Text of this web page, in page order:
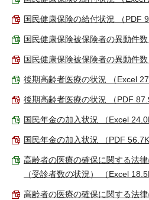
国民健康保険の給付状況 （PDF
国民健康保険被保険者の異動件数
国民健康保険被保険者の異動件数
後期高齢者医療の状況 （Excel
後期高齢者医療の状況 （PDF
国民年金の加入状況 （Excel
国民年金の加入状況 （PDF
高齢者の医療の確保に関する法
（受診者数の状況） （Excel
高齢者の医療の確保に関する法